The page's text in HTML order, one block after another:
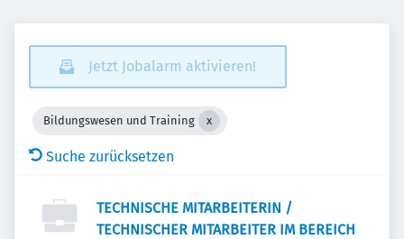
Jetzt Jobalarm aktivieren!
Bildungswesen und Training
Suche zurücksetzen
TECHNISCHE MITARBEITERIN /
TECHNISCHER MITARBEITER IM BEREICH